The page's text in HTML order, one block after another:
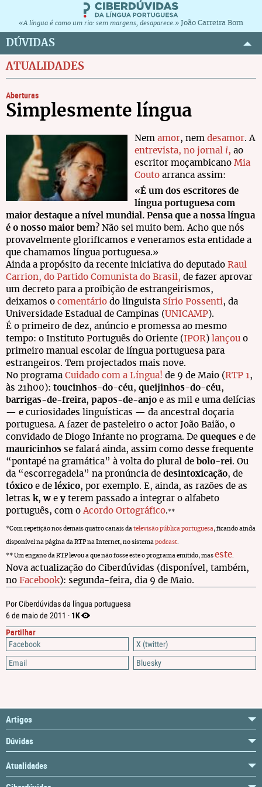
«A língua é como um rio: sem margens, desaparece.» João Carreira Bom
DÚVIDAS
ATUALIDADES
Por Ciberdúvidas da língua portuguesa
6 de maio de 2011 · 1K
Partilhar
Facebook
X (twitter)
Email
Bluesky
Aberturas
Simplesmente língua
Nem amor, nem desamor. A
entrevista, no jornal i, ao
escritor moçambicano Mia
Couto arranca assim:
«É um dos escritores de
língua portuguesa com
maior destaque a nível mundial. Pensa que a nossa língua
é o nosso maior bem? Não sei muito bem. Acho que nós
provavelmente glorificamos e veneramos esta entidade a
que chamamos língua portuguesa.»
Ainda a propósito da recente iniciativa do deputado Raul
Carrion, do Partido Comunista do Brasil, de fazer aprovar
um decreto para a proibição de estrangeirismos,
deixamos o comentário do linguista Sírio Possenti, da
Universidade Estadual de Campinas ( UNICAMP).
É o primeiro de dez, anúncio e promessa ao mesmo
tempo: o Instituto Português do Oriente (IPOR) lançou o
primeiro manual escolar de língua portuguesa para
estrangeiros. Tem projectados mais nove.
No programa Cuidado com a Língua! de 9 de Maio (RTP 1,
às 21h00): toucinhos-do-céu, queijinhos-do-céu,
barrigas-de-freira, papos-de-anjo e as mil e uma delícias
— e curiosidades linguísticas — da ancestral doçaria
portuguesa. A fazer de pasteleiro o actor João Baião, o
convidado de Diogo Infante no programa. De queques e de
mauricinhos se falará ainda, assim como desse frequente
“pontapé na gramática” à volta do plural de bolo-rei. Ou
da “escorregadela” na pronúncia de desintoxicação, de
tóxico e de léxico, por exemplo. E, ainda, as razões de as
letras k,w ey terem passado a integrar o alfabeto
português, com oAcordo Ortográfico. **
*Com repetição nos demais quatro canais da televisão pública portuguesa, ficando ainda
disponível na página da RTP na Internet, no sistema podcast.
** Um engano da RTP levou a que não fosse este o programa emitido, mas este.
Nova actualização do Ciberdúvidas (disponível, também,
no Facebook): segunda-feira, dia 9 de Maio.
Artigos
Dúvidas
Atualidades